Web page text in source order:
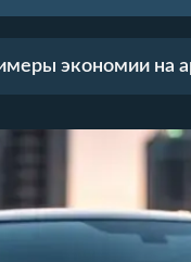
экономии на